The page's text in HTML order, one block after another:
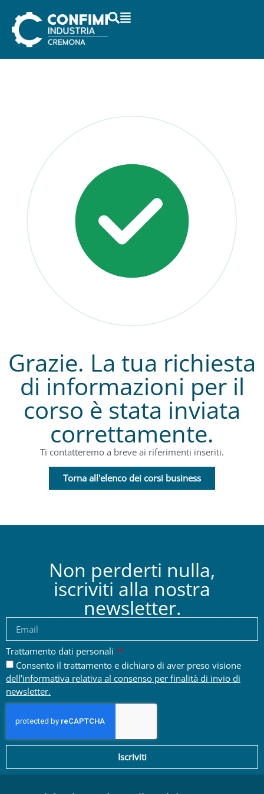
Grazie. La tua richiesta
di informazioni per il
corso è stata inviata
correttamente.
Ti contatteremo a breve ai riferimenti inseriti.
Torna all'elenco dei corsi business
Non perderti nulla,
iscriviti alla nostra
newsletter.
Trattamento dati personali
Consento il trattamento e dichiaro di aver preso visione
dell’informativa relativa al consenso per finalità di invio di
newsletter.
Iscriviti